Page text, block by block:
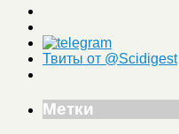
Твиты от @Scidigest
Метки